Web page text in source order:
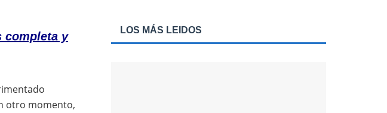
completa y
otro momento,
LOS MÁS LEIDOS